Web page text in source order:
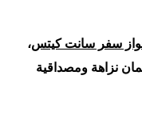
سفر سانت كيتس،
نزاهة ومصداقية